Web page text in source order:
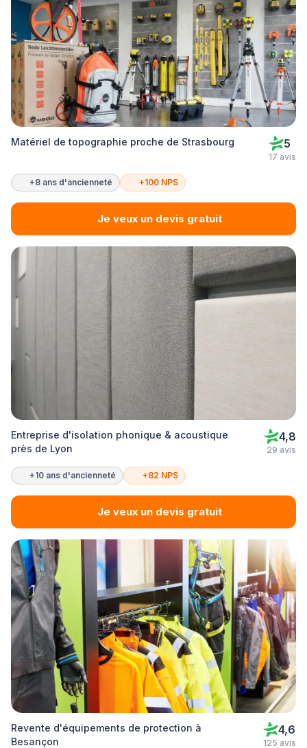
Matériel de topographie proche de Strasbourg 5
17 avis
+8 ans d'ancienneté +100 NPS
Je veux un devis gratuit
Entreprise d'isolation phonique & acoustique
près de Lyon
4,8
29 avis
+10 ans d'ancienneté +82 NPS
Je veux un devis gratuit
Revente d'équipements de protection à
Besançon
4,6
125 avis